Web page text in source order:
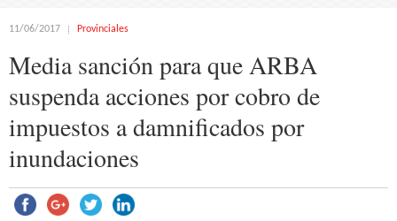
11/06/2017 Provinciales
Media sanción para que ARBA
suspenda acciones por cobro de
impuestos a damnificados por
inundaciones